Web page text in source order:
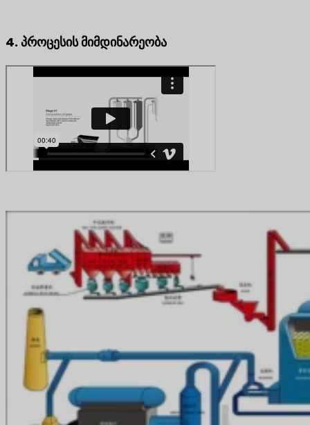
4. პროცესის მიმდინარეობა